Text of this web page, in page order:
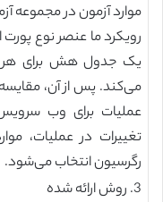
موارد آزمون در مجموعه
می‌کند. پس ‌از ‌آن،
عملیات برای وب
تغییرات در عملیات،
رگرسیون انتخاب می‌شود.
3. روش ارائه‌ شده